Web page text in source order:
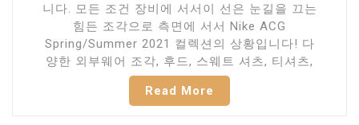
니다. 모든 조건 장비에 서서이 선은 눈길을 끄는
힘든 조각으로 측면에 서서 Nike ACG
Spring/Summer 2021 컬렉션의 상황입니다! 다
양한 외부웨어 조각, 후드, 스웨트 셔츠, 티셔츠,
Read More